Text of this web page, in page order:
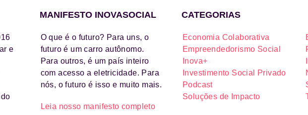
e
MANIFESTO INOVASOCIAL
O que é o futuro? Para uns, o
futuro é um carro autônomo.
Para outros, é um país inteiro
com acesso a eletricidade. Para
nós, o futuro é isso e muito mais.
Leia nosso manifesto completo
CATEGORIAS
Economia Colaborativa
Empreendedorismo Social
Inova+
Investimento Social Privado
Podcast
Soluções de Impacto